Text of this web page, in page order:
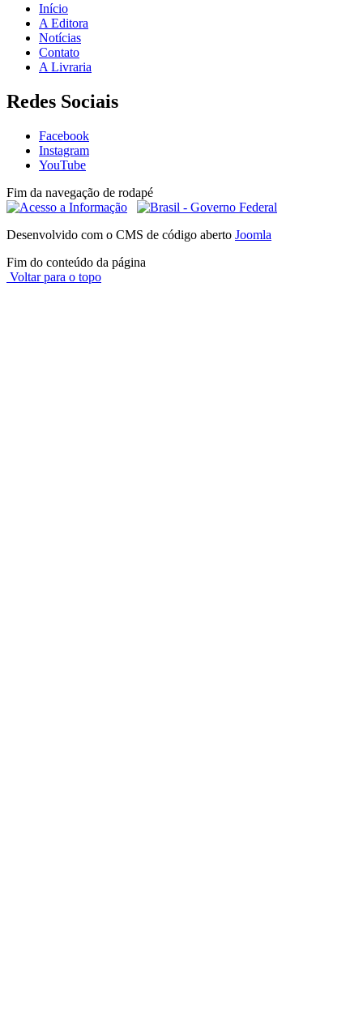
Início
A Editora
Notícias
Contato
A Livraria
Redes Sociais
Facebook
Instagram
YouTube
Fim da navegação de rodapé
Desenvolvido com o CMS de código aberto Joomla
Fim do conteúdo da página
Voltar para o topo